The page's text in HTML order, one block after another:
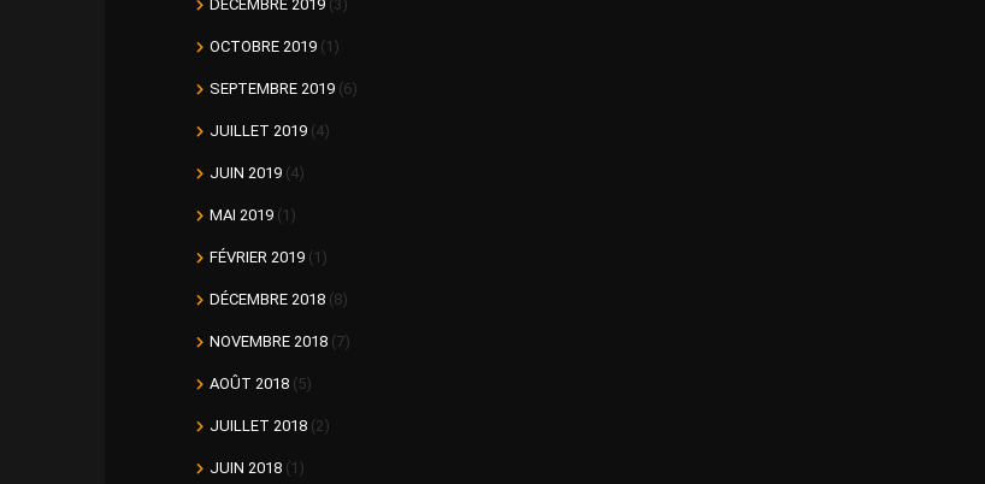
DÉCEMBRE 2019 (3)
OCTOBRE 2019 (1)
SEPTEMBRE 2019 (6)
JUILLET 2019 (4)
JUIN 2019 (4)
MAI 2019 (1)
FÉVRIER 2019 (1)
DÉCEMBRE 2018 (8)
NOVEMBRE 2018 (7)
AOÛT 2018 (5)
JUILLET 2018 (2)
JUIN 2018 (1)